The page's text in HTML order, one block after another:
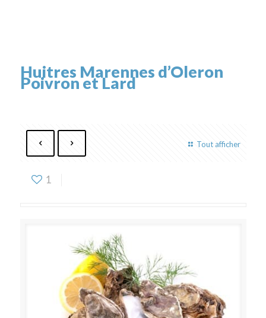
Huitres Marennes d’Oleron
Poivron et Lard
Tout afficher
1